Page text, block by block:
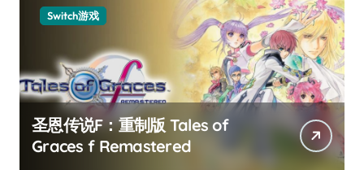
Switch游戏
圣恩传说F：重制版 Tales of
Graces f Remastered